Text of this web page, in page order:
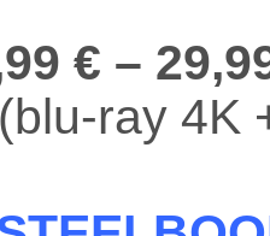
€ –
(blu-ray 4K